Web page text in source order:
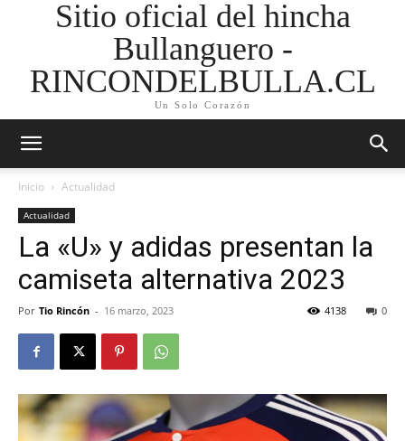
Sitio oficial del hincha
Bullanguero -
RINCONDELBULLA.CL
Un Solo Corazón
Inicio Actualidad
Actualidad
La «U» y adidas presentan la
camiseta alternativa 2023
Por Tio Rincón - 16 marzo, 2023 0
4138